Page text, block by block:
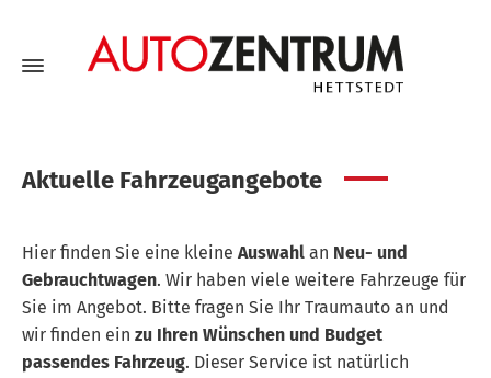
Aktuelle Fahrzeugangebote
Hier finden Sie eine kleine Auswahl an Neu- und
Gebrauchtwagen. Wir haben viele weitere Fahrzeuge für
Sie im Angebot. Bitte fragen Sie Ihr Traumauto an und
wir finden ein zu Ihren Wünschen und Budget
passendes Fahrzeug. Dieser Service ist natürlich